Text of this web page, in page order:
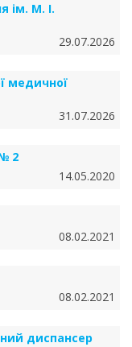
ім. М. І.
29.07.2026
медичної
31.07.2026
2
14.05.2020
08.02.2021
08.02.2021
диспансер